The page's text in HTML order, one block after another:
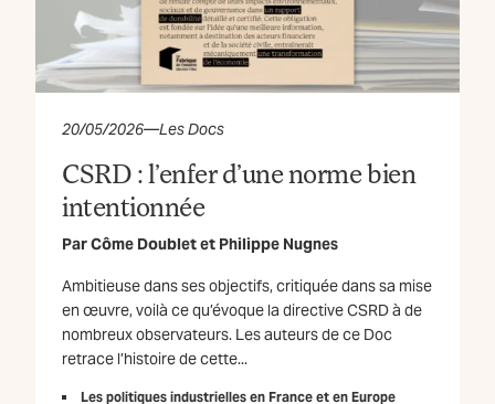
20/05/2026—Les Docs
CSRD : l’enfer d’une norme bien
intentionnée
ParCôme Doubletet Philippe Nugnes
Ambitieuse dans ses objectifs, critiquée dans sa mise
en œuvre, voilà ce qu’évoque la directive CSRD à de
nombreux observateurs. Les auteurs de ce Doc
retrace l’histoire de cette...
Les politiques industrielles en France et en Europe